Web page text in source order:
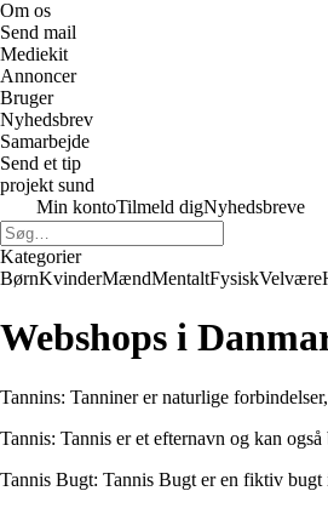
Om os
Send mail
Mediekit
Annoncer
Bruger
Nyhedsbrev
Samarbejde
Send et tip
projekt sund
Min kontoTilmeld digNyhedsbreve
Kategorier
BørnKvinderMændMentaltFysiskVelvære
Webshops i
Tannins: Tanniner er naturlige
Tannis: Tannis er et efternavn og kan
Tannis Bugt: Tannis Bugt er en fiktiv